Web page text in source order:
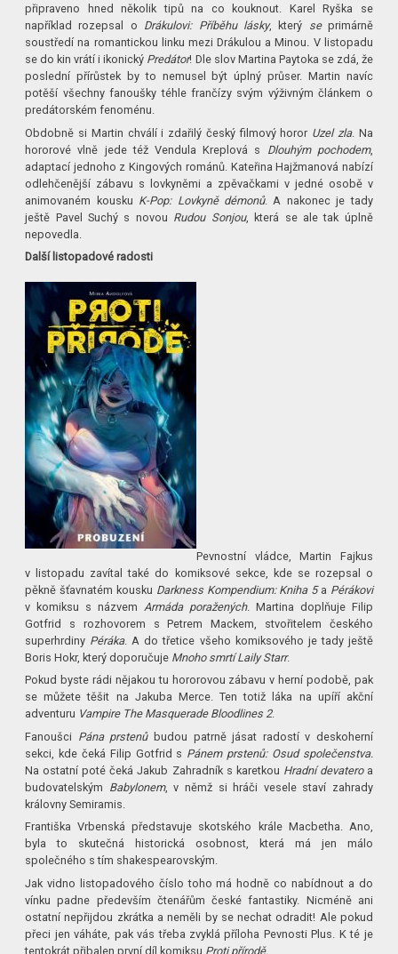
připraveno hned několik tipů na co kouknout. Karel Ryška se
například rozepsal o Drákulovi: Příběhu lásky, který se primárně
soustředí na romantickou linku mezi Drákulou a Minou. V listopadu
se do kin vrátí i ikonický Predátor! Dle slov Martina Paytoka se zdá, že
poslední přírůstek by to nemusel být úplný průser. Martin navíc
potěší všechny fanoušky téhle frančízy svým výživným článkem o
predátorském fenoménu.
Obdobně si Martin chválí i zdařilý český filmový horor Uzel zla. Na
hororové vlně jede též Vendula Kreplová s Dlouhým pochodem,
adaptací jednoho z Kingových románů. Kateřina Hajžmanová nabízí
odlehčenější zábavu s lovkyněmi a zpěvačkami v jedné osobě v
animovaném kousku K-Pop: Lovkyně démonů. A nakonec je tady
ještě Pavel Suchý s novou Rudou Sonjou, která se ale tak úplně
nepovedla.
Další listopadové radosti
Pevnostní vládce, Martin Fajkus
v listopadu zavítal také do komiksové sekce, kde se rozepsal o
pěkně šťavnatém kousku Darkness Kompendium: Kniha 5 a Pérákovi
v komiksu s názvem Armáda poražených. Martina doplňuje Filip
Gotfrid s rozhovorem s Petrem Mackem, stvořitelem českého
superhrdiny Péráka. A do třetice všeho komiksového je tady ještě
Boris Hokr, který doporučuje Mnoho smrtí Laily Starr.
Pokud byste rádi nějakou tu hororovou zábavu v herní podobě, pak
se můžete těšit na Jakuba Merce. Ten totiž láka na upíří akční
adventuru Vampire The Masquerade Bloodlines 2.
Fanoušci Pána prstenů budou patrně jásat radostí v deskoherní
sekci, kde čeká Filip Gotfrid s Pánem prstenů: Osud společenstva.
Na ostatní poté čeká Jakub Zahradník s karetkou Hradní devatero a
budovatelským Babylonem, v němž si hráči vesele staví zahrady
královny Semiramis.
Františka Vrbenská představuje skotského krále Macbetha. Ano,
byla to skutečná historická osobnost, která má jen málo
společného s tím shakespearovským.
Jak vidno listopadového číslo toho má hodně co nabídnout a do
vínku padne především čtenářům české fantastiky. Nicméně ani
ostatní nepřijdou zkrátka a neměli by se nechat odradit! Ale pokud
přeci jen váháte, pak vás třeba zvyklá příloha Pevnosti Plus. K té je
tentokrát přibalen první díl komiksu Proti přírodě.